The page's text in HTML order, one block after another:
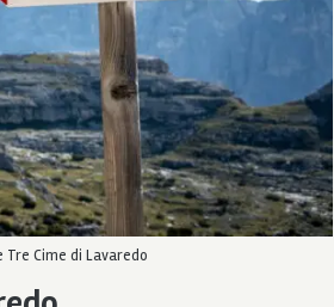
Cime di Lavaredo